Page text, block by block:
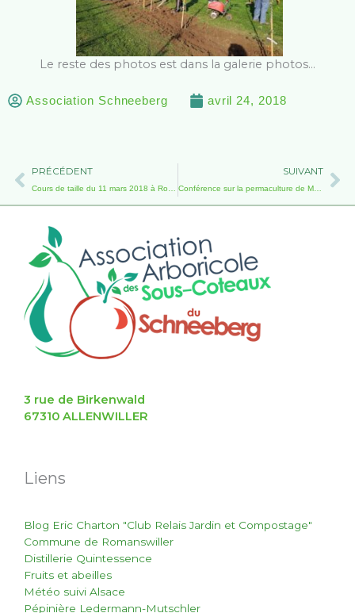
Le reste des photos est dans la galerie photos…
Association Schneeberg avril 24, 2018
Précédent
PRÉCÉDENT SUIVANT
Conférence sur la permaculture de M Gadot le 27 avril 2018
3 rue de Birkenwald
67310 ALLENWILLER
Liens
Blog Eric Charton "Club Relais Jardin et Compostage"
Commune de Romanswiller
Distillerie Quintessence
Fruits et abeilles
Météo suivi Alsace
Pépinière Ledermann-Mutschler